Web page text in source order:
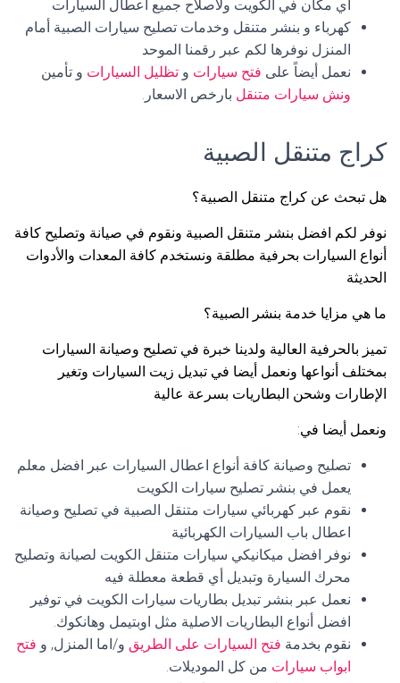
أي مكان في الكويت ولاصلاح جميع اعطال السيارات
كهرباء و بنشر متنقل وخدمات تصليح سيارات الصبية أمام
المنزل نوفرها لكم عبر رقمنا الموحد
نعمل أيضاً على فتح سيارات و تظليل السيارات و تأمين
ونش سيارات متنقل بارخص الاسعار.
كراج متنقل الصبية
هل تبحث عن كراج متنقل الصبية؟
نوفر لكم افضل بنشر متنقل الصبية ونقوم في صيانة وتصليح كافة
أنواع السيارات بحرفية مطلقة ونستخدم كافة المعدات والأدوات
الحديثة
ما هي مزايا خدمة بنشر الصبية؟
تميز بالحرفية العالية ولدينا خبرة في تصليح وصيانة السيارات
بمختلف أنواعها ونعمل أيضا في تبديل زيت السيارات وتغير
الإطارات وشحن البطاريات بسرعة عالية
ونعمل أيضا في:
تصليح وصيانة كافة أنواع اعطال السيارات عبر افضل معلم
يعمل في بنشر تصليح سيارات الكويت
نقوم عبر كهربائي سيارات متنقل الصبية في تصليح وصيانة
اعطال باب السيارات الكهربائية
نوفر افضل ميكانيكي سيارات متنقل الكويت لصيانة وتصليح
محرك السيارة وتبديل أي قطعة معطلة فيه
نعمل عبر بنشر تبديل بطاريات سيارات الكويت في توفير
افضل أنواع البطاريات الاصلية مثل اوبتيمل وهانكوك.
نقوم بخدمة فتح السيارات على الطريق و/اما المنزل, و فتح
ابواب سيارات من كل الموديلات.